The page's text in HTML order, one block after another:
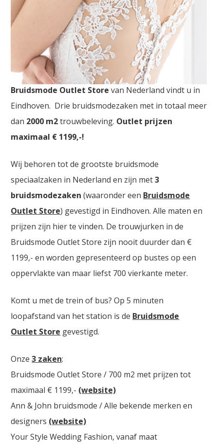
Goedkope Bruidsmode Luxemburg
Goedkope Bruidsmode Luxemburg. De
grootste
Bruidsmode Outlet Store van Nederland vindt u in
Eindhoven. Drie bruidsmodezaken met in totaal meer
dan 2000 m2trouwbeleving. Outlet prijzen
maximaal € 1199,-!
Wij behoren tot de grootste bruidsmode
speciaalzaken in Nederland en zijn met3
bruidsmodezaken (waaronder een Bruidsmode
Outlet Store) gevestigd in Eindhoven. Alle maten en
prijzen zijn hier te vinden. De trouwjurken in de
Bruidsmode Outlet Store zijn nooit duurder dan €
1199,- en worden gepresenteerd op bustes op een
oppervlakte van maar liefst 700 vierkante meter.
Komt u met de trein of bus? Op 5 minuten
loopafstand van het station is de Bruidsmode
Outlet Store gevestigd.
Onze3 zaken:
Bruidsmode Outlet Store / 700 m2 met prijzen tot
maximaal € 1199,- (website)
Ann & John bruidsmode / Alle bekende merken en
designers (website)
Your Style Wedding Fashion, vanaf maat